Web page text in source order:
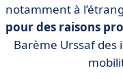
notamment à
pour des raisons
Barème Urssaf